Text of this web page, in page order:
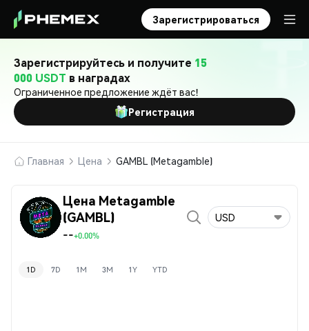
Зарегистрироваться
Зарегистрируйтесь и получите 15
000 USDT в наградах
Ограниченное предложение ждёт вас!
Регистрация
Главная Цена GAMBL (Metagamble)
Цена Metagamble
(GAMBL)
--+0.00%
USD
1D 7D 1M 3M 1Y YTD